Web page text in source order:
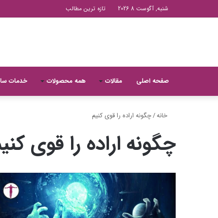
شنبه, آگوست 8 2026 تازه ترین مطالب
صفحه اصلی مقالات همه محصولات خدمات
خانه/چگونه اراده را قوی کنیم
چگونه اراده را قوی